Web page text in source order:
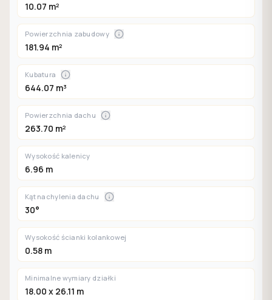
10.07 m²
Powierzchnia zabudowy
181.94 m²
Kubatura
644.07 m³
Powierzchnia dachu
263.70 m²
Wysokość kalenicy
6.96 m
Kąt nachylenia dachu
30°
Wysokość ścianki kolankowej
0.58 m
Minimalne wymiary działki
18.00 x 26.11 m